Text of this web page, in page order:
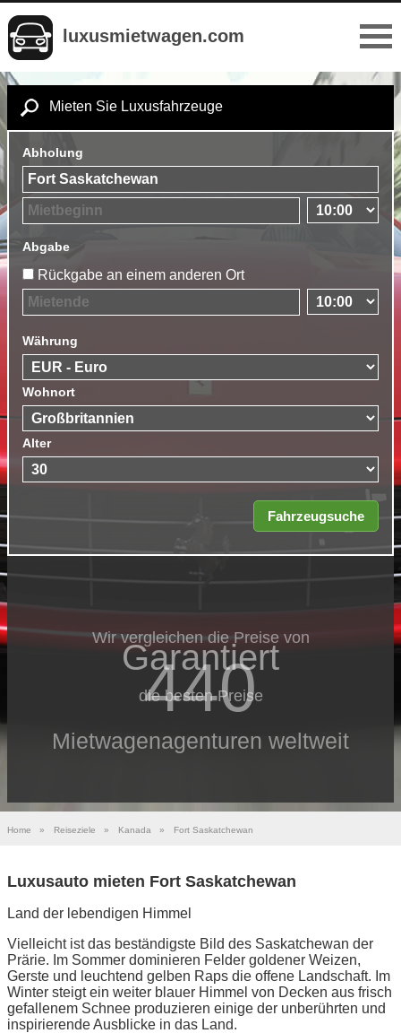
luxusmietwagen.com
Mieten Sie Luxusfahrzeuge
Abholung
Abgabe
Rückgabe an einem anderen Ort
Währung
Wohnort
Alter
Wir vergleichen die Preise von
440
Mietwagenagenturen weltweit
Garantiert
die besten Preise
Home » Reiseziele » Kanada » Fort Saskatchewan
Luxusauto mieten Fort Saskatchewan
Land der lebendigen Himmel
Vielleicht ist das beständigste Bild des Saskatchewan der
Prärie. Im Sommer dominieren Felder goldener Weizen,
Gerste und leuchtend gelben Raps die offene Landschaft. Im
Winter steigt ein weiter blauer Himmel von Decken aus frisch
gefallenem Schnee produzieren einige der unberührten und
inspirierende Ausblicke in das Land.